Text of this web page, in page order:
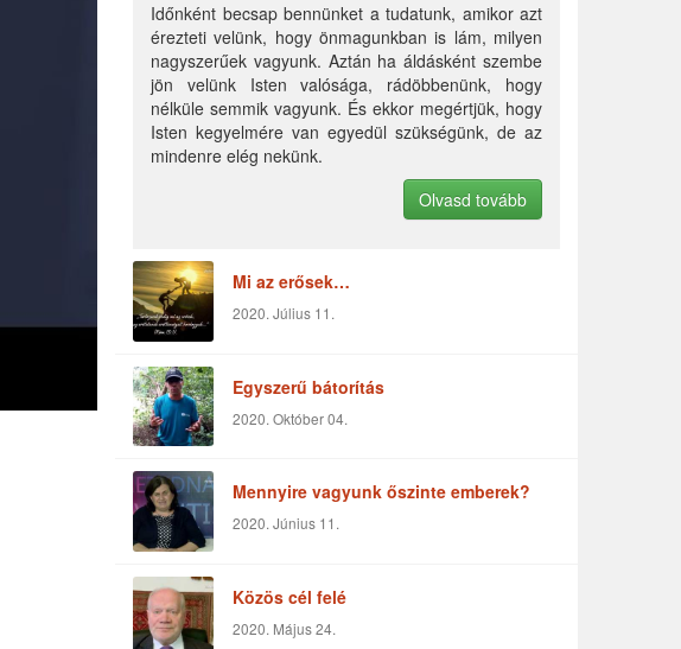
Időnként becsap bennünket a tudatunk, amikor azt
érezteti velünk, hogy önmagunkban is lám, milyen
nagyszerűek vagyunk. Aztán ha áldásként szembe
jön velünk Isten valósága, rádöbbenünk, hogy
nélküle semmik vagyunk. És ekkor megértjük, hogy
Isten kegyelmére van egyedül szükségünk, de az
mindenre elég nekünk.
Olvasd tovább
Mi az erősek…
2020. Július 11.
Egyszerű bátorítás
2020. Október 04.
Mennyire vagyunk őszinte emberek?
2020. Június 11.
Közös cél felé
2020. Május 24.